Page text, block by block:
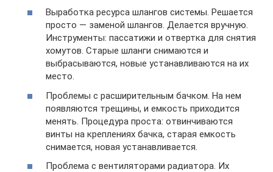
Выработка ресурса шлангов системы. Решается
просто — заменой шлангов. Делается вручную.
Инструменты: пассатижи и отвертка для снятия
хомутов. Старые шланги снимаются и
выбрасываются, новые устанавливаются на их
место.
Проблемы с расширительным бачком. На нем
появляются трещины, и емкость приходится
менять. Процедура проста: отвинчиваются
винты на креплениях бачка, старая емкость
снимается, новая устанавливается.
Проблема с вентиляторами радиатора. Их